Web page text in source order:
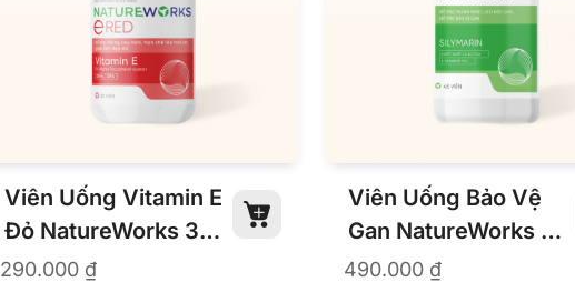
Viên Uống Vitamin E
Đỏ NatureWorks 30
Viên
290.000 ₫
Viên Uống Bảo Vệ
Gan NatureWorks 45
Viên
490.000 ₫